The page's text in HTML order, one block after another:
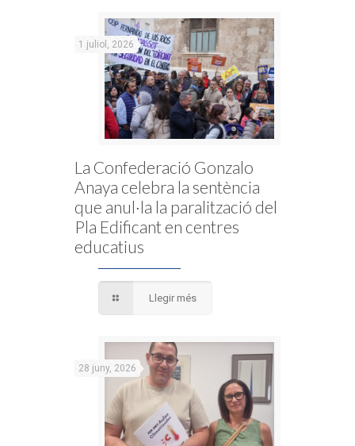
1 juliol, 2026
La Confederació Gonzalo
Anaya celebra la sentència
que anul·la la paralització del
Pla Edificant en centres
educatius
Llegir més
28 juny, 2026